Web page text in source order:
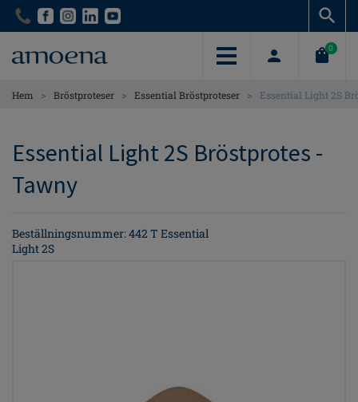
Skip
content
Skip
content
0
Hem > Bröstproteser > Essential Bröstproteser > Essential Light 2S
Essential Light 2S Bröstprotes -
Tawny
Beställningsnummer: 442 T Essential
Light 2S